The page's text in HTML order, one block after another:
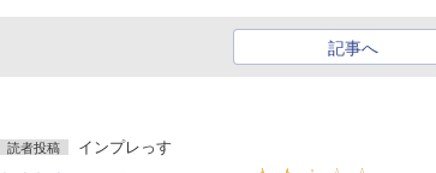
記事へ
読者投稿 インプレっす